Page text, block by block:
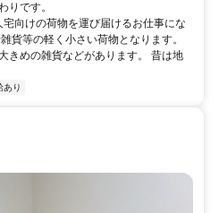
りです。
向けの荷物を運び届けるお仕事にな
貨等の軽く小さい荷物となります。
きめの雑貨などがあります。 昔は地
あり